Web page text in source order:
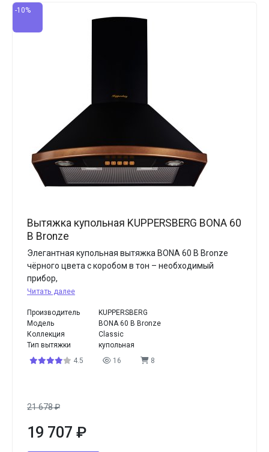
-10%
Вытяжка купольная KUPPERSBERG BONA 60
B Bronze
Элегантная купольная вытяжка BONA 60 B Bronze
чёрного цвета с коробом в тон – необходимый
прибор,
Читать далее
Производитель
KUPPERSBERG
Модель
BONA 60 B Bronze
Коллекция
Classic
Тип вытяжки
купольная
4.5
16 8
21 678₽
19 707 ₽